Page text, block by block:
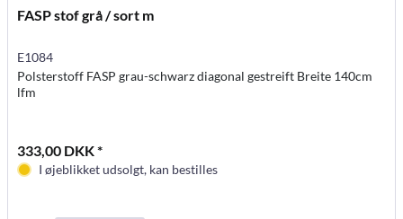
FASP stof grå / sort m
E1084
Polsterstoff FASP grau-schwarz diagonal gestreift Breite 140cm
lfm
333,00 DKK *
I øjeblikket udsolgt, kan bestilles